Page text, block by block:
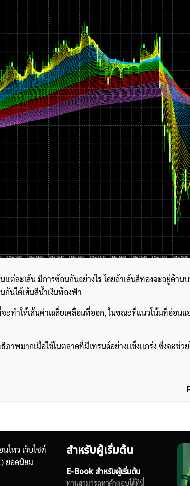
เเต่ละเส้น มีการซ้อนกันอย่างไร โดยถ้าเส้นสีทองจะอยู่ด้า
กันใต้เส้นสีน้ําเงินท้องฟ้า
ะทําให้เส้นค่าเฉลี่ยเคลื่อนที่ออก, ในขณะที่แนวโน้มที่อ่อน
าพมากเมื่อใช้ในตลาดที่มีเทรนด์อย่างเเข็งเเกร่ง ซึ่งจะช่ว
ไหว เว็บไซต์
ยอดนิยม
สำหรับผู้เริ่มต้น
E-Book สำหรับผู้เริ่มต้น
ท่านสามารถหาคำตอบได้ที่นี่